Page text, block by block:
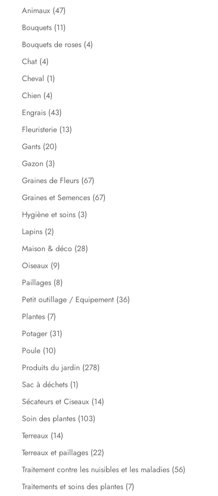
Animaux (47)
Bouquets (11)
Bouquets de roses (4)
Chat (4)
Cheval (1)
Chien (4)
Engrais (43)
Fleuristerie (13)
Gants (20)
Gazon (3)
Graines de Fleurs (67)
Graines et Semences (67)
Hygiène et soins (3)
Lapins (2)
Maison & déco (28)
Oiseaux (9)
Paillages (8)
Petit outillage / Equipement (36)
Plantes (7)
Potager (31)
Poule (10)
Produits du jardin (278)
Sac à déchets (1)
Sécateurs et Ciseaux (14)
Soin des plantes (103)
Terreaux (14)
Terreaux et paillages (22)
Traitement contre les nuisibles et les maladies (56)
Traitements et soins des plantes (7)